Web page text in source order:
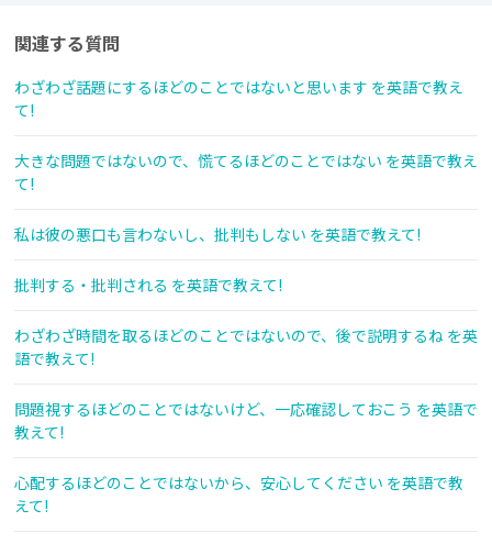
関連する質問
わざわざ話題にするほどのことではないと思います を英語で教え
て!
大きな問題ではないので、慌てるほどのことではない を英語で教え
て!
私は彼の悪口も言わないし、批判もしない を英語で教えて!
批判する・批判される を英語で教えて!
わざわざ時間を取るほどのことではないので、後で説明するね を英
語で教えて!
問題視するほどのことではないけど、一応確認しておこう を英語で
教えて!
心配するほどのことではないから、安心してください を英語で教
えて!